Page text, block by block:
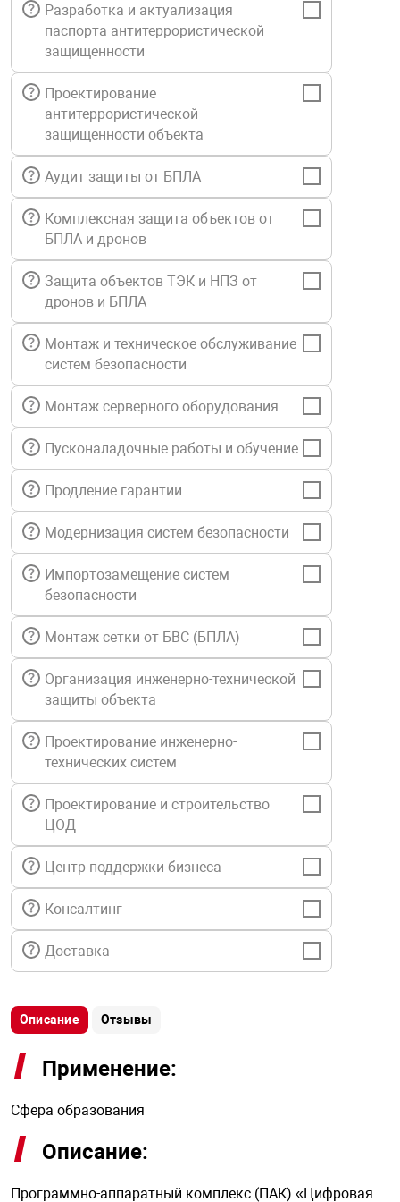
решения
безопасность
установки
оборудование
управления
и аналитики
объектов
периметра
и экипировка
техника
автомобили
информации
техника
ключи
Средства
Стволы
Установки
Табло
Термошкафы
Разработка и актуализация
паспорта антитеррористической
защищенности
Проектирование
антитеррористической
защищенности объекта
Аудит защиты от БПЛА
Комплексная защита объектов от
БПЛА и дронов
Защита объектов ТЭК и НПЗ от
дронов и БПЛА
Монтаж и техническое обслуживание
систем безопасности
Монтаж серверного оборудования
Пусконаладочные работы и обучение
Продление гарантии
Модернизация систем безопасности
Импортозамещение систем
безопасности
Монтаж сетки от БВС (БПЛА)
Организация инженерно-технической
защиты объекта
Проектирование инженерно-
технических систем
Проектирование и строительство
ЦОД
Центр поддержки бизнеса
Консалтинг
Доставка
Описание Отзывы
Применение:
Сфера образования
Описание:
Программно-аппаратный комплекс (ПАК) «Цифровая